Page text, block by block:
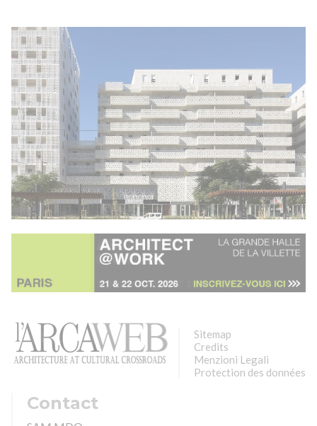
Sitemap
Credits
Menzioni Legali
Protection des données
Contact